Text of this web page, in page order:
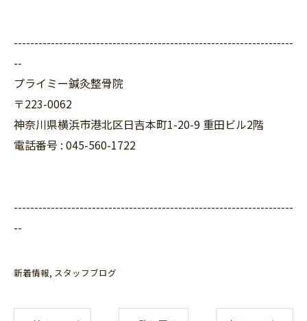
--------------------------------------------------------------------
--
プライミー鍼灸整骨院
〒223-0062
神奈川県横浜市港北区日吉本町1-20-9 重田ビル2階
電話番号 : 045-560-1722
--------------------------------------------------------------------
--
新着情報 スタッフブログ